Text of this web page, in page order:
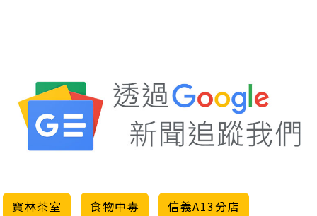
寶林茶室 食物中毒
信義A13分店